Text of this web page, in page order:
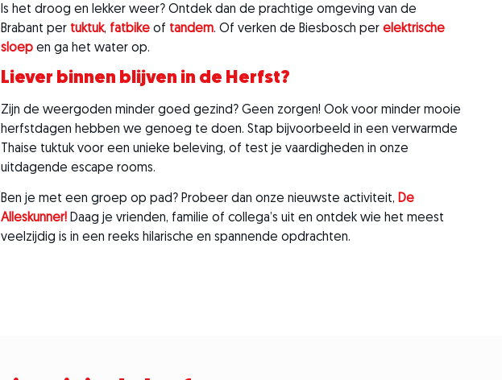
Is het droog en lekker weer? Ontdek dan de prachtige omgeving van de
Brabant per tuktuk, fatbike of tandem. Of verken de Biesbosch per elektrische
sloep en ga het water op.
Liever binnen blijven in de Herfst?
Zijn de weergoden minder goed gezind? Geen zorgen! Ook voor minder mooie
herfstdagen hebben we genoeg te doen. Stap bijvoorbeeld in een verwarmde
Thaise tuktuk voor een unieke beleving, of test je vaardigheden in onze
uitdagende escape rooms.
Ben je met een groep op pad? Probeer dan onze nieuwste activiteit, De
Alleskunner! Daag je vrienden, familie of collega’s uit en ontdek wie het meest
veelzijdig is in een reeks hilarische en spannende opdrachten.